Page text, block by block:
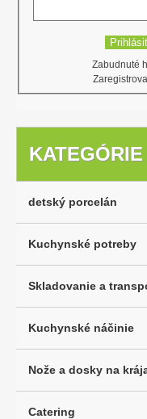
Zabudnuté
KATEGÓRIE
detský porcelán
Kuchynské potreby
Skladovanie a
Kuchynské náčinie
Nože a dosky na
Catering